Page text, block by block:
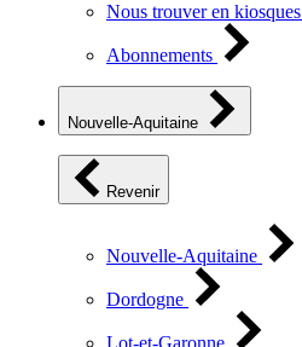
Nous trouver en kiosques
Abonnements
Nouvelle-Aquitaine
Revenir
Nouvelle-Aquitaine
Dordogne
Lot-et-Garonne